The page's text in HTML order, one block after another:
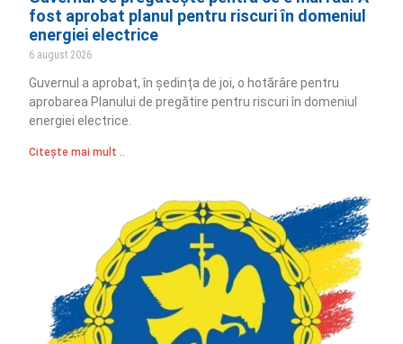
fost aprobat planul pentru riscuri în domeniul
energiei electrice
6 august 2026
Guvernul a aprobat, în ședința de joi, o hotărâre pentru
aprobarea Planului de pregătire pentru riscuri în domeniul
energiei electrice.
Citește mai mult ..